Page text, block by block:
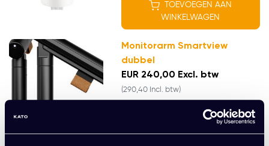
TOEVOEGEN AAN
WINKELWAGEN
Monitorarm Smartview
dubbel
EUR 240,00 Excl. btw
(290,40 Incl. btw)
TOEVOEGEN AAN